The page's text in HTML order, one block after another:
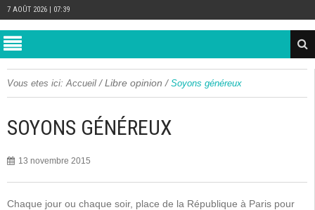
7 AOÛT 2026 | 07:39
Vous etes ici: Accueil /Libre opinion / Soyons généreux
SOYONS GÉNÉREUX
13 novembre 2015
Chaque jour ou chaque soir, place de la République à Paris pour